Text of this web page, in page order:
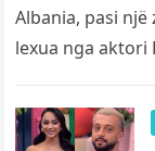
Albania, pasi
lexua nga aktori